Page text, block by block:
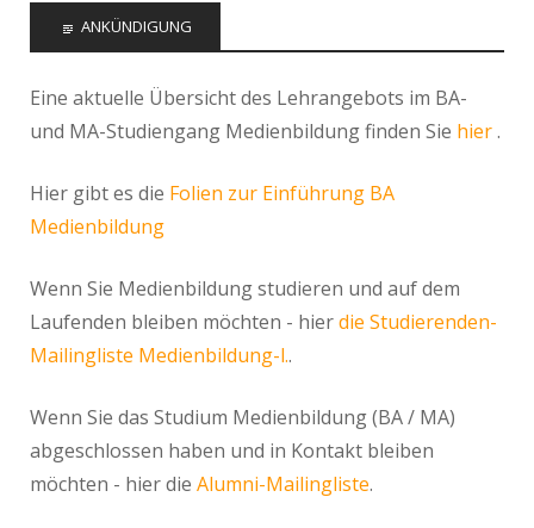
ANKÜNDIGUNG
Eine aktuelle Übersicht des Lehrangebots im BA-
und MA-Studiengang Medienbildung finden Sie hier.
Hier gibt es die Folien zur Einführung BA
Medienbildung
Wenn Sie Medienbildung studieren und auf dem
Laufenden bleiben möchten - hierdie Studierenden-
Mailingliste Medienbildung-l..
Wenn Sie das Studium Medienbildung (BA / MA)
abgeschlossen haben und in Kontakt bleiben
möchten - hier die Alumni-Mailingliste.